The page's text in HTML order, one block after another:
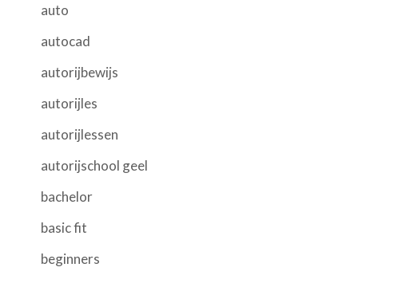
auto
autocad
autorijbewijs
autorijles
autorijlessen
autorijschool geel
bachelor
basic fit
beginners